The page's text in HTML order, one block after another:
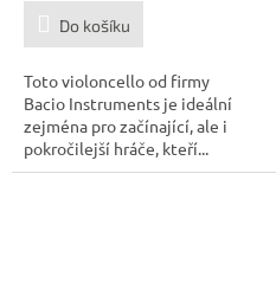
Do košíku
Toto violoncello od firmy
Bacio Instruments je ideální
zejména pro začínající, ale i
pokročilejší hráče, kteří...